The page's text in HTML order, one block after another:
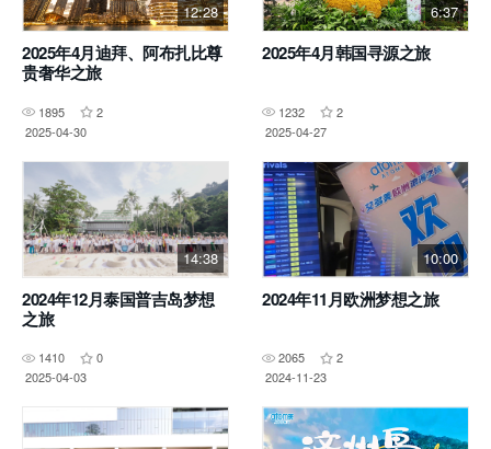
12:28
2025年4月迪拜、阿布扎比尊
贵奢华之旅
1895
2
2025-04-30
6:37
2025年4月韩国寻源之旅
1232
2
2025-04-27
14:38
2024年12月泰国普吉岛梦想
之旅
1410
0
2025-04-03
10:00
2024年11月欧洲梦想之旅
2065
2
2024-11-23